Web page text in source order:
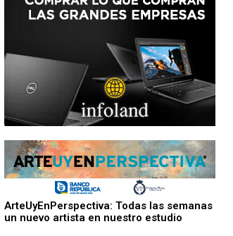
ArteUyEnPerspectiva: Todas las semanas
un nuevo artista en nuestro estudio